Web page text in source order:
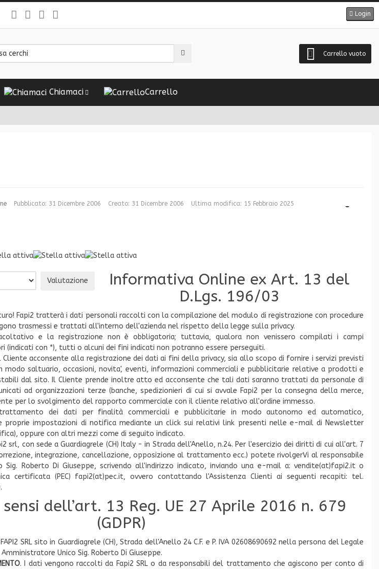
Login
Carrello vuoto
Chiamaci Carrello
Pubblicato: 31 Dicembre 2006 Creato: 31 Dicembre 2006
Ultima modifica: 15 Febbraio 2025
Informativa Online ex Art. 13 del
D.Lgs. 196/03
Fapi2 tratterà i dati personali raccolti con la compilazione del modulo di registrazione con procedure
trasmessi e trattati all'interno dell'azienda nel rispetto della legge sulla privacy.
e la registrazione non è obbligatoria; tuttavia, qualora non venissero compilati i campi
(indicati con *), tutti o alcuni dei fini indicati non potranno essere perseguiti.
acconsente alla registrazione dei dati ai fini della privacy, sia allo scopo di fornire i servizi previsti
modo saltuario, occasioni, novita', eventi, informazioni commerciali e pubblicitarie relative a prodotti e
dal sito. Il Cliente prende inoltre atto ed acconsente che tali dati saranno trattati da personale di
ad organizzazioni terze (banche, spedizionieri di cui si avvale Fapi2 per la consegna della merce,
per lo svolgimento del rapporto commerciale con il cliente relativo all'ordine immesso.
dei dati per finalità commerciali e pubblicitarie in modo autonomo ed automatico,
proprie impostazioni di notifica mediante un click sui relativi link presenti nelle e-mail di Newsletter
oppure con altri mezzi come di seguito indicato.
con sede a Guardiagrele (CH) Italy - in Strada dell'Anello, n.24. Per l'esercizio dei diritti di cui all'art. 7
integrazione, cancellazione, opposizione al trattamento ecc.) potete rivolgerVi al responsabile
Roberto Di Giuseppe, scrivendo all'indirizzo indicato, inviando una e-mail a: vendite(at)fapi2.it o
certificata (PEC) fapi2(at)pec.it, ovvero contattando l'Assistenza Clienti ai seguenti recapiti: tel.
dell’art. 13 Reg. UE 27 Aprile 2016 n. 679
(GDPR)
SRL sito in Guardiagrele (CH), Strada dell'Anello 24 C.F. e P. IVA 02608690692 nella persona del Legale
Unico Sig. Roberto Di Giuseppe.
. I dati vengono raccolti da Fapi2 SRL o da responsabili del trattamento che agiscono per conto di